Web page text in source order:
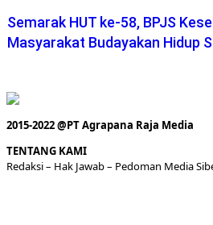
Semarak HUT ke-58, BPJS
Masyarakat Budayakan Hidup
2015-2022 @PT Agrapana Raja Media
TENTANG KAMI
Redaksi– Hak Jawab – Pedoman Media